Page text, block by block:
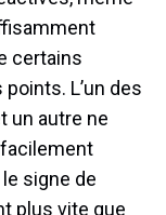
certains
L’un des
autre ne
signe de
plus vite que